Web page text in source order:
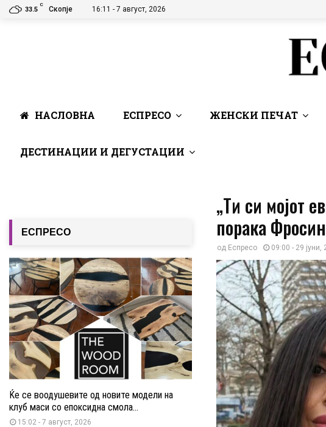
33.5
C
Скопје 16:11 - 7 август, 2026
НАСЛОВНА ЕСПРЕСО ЖЕНСКИ ПЕЧАТ
ДЕСТИНАЦИИ И ДЕГУСТАЦИИ
„Ти си мојот
порака
од Еспресо 09:00 - 29 јуни,
ЕСПРЕСО
Ќе се воодушевите од новите модели на
клуб маси со епоксидна смола...
15:02 - 7 август, 2026